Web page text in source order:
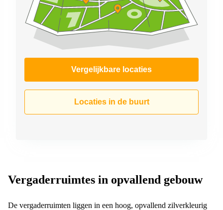
Hengelo
Bedrijfsruimte
Huren in
Vergelijkbare locaties
Locaties in de buurt
Vergaderruimtes in opvallend gebouw
De vergaderruimten liggen in een hoog, opvallend zilverkleurig